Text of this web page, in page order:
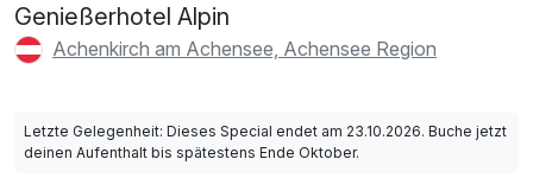
Genießerhotel Alpin
Achenkirch am Achensee, Achensee Region
Letzte Gelegenheit: Dieses Special endet am 23.10.2026. Buche jetzt
deinen Aufenthalt bis spätestens Ende Oktober.